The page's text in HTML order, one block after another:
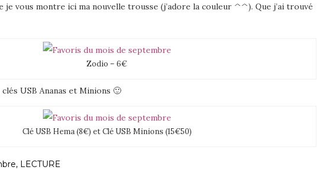
je vous montre ici ma nouvelle trousse (j’adore la couleur ^^). Que j’ai trouvé
Zodio – 6€
USB Ananas et Minions 🙂
Clé USB Hema (8€) et Clé USB Minions (15€50)
LECTURE